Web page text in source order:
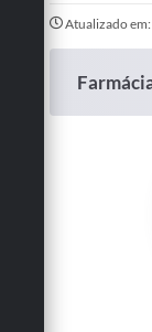
Atualizado